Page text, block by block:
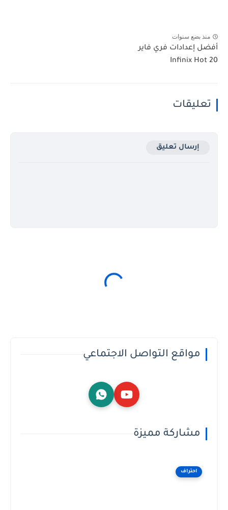
منذ بضع سنوات
أفضل إعدادات فري فاير
Infinix Hot 20
تعليقات
إرسال تعليق
مواقع التواصل الاجتماعي
مشاركة مميزة
احتراف